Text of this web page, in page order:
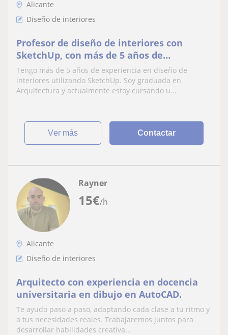
Alicante
Diseño de interiores
Profesor de diseño de interiores con
SketchUp, con más de 5 años de
experiencia. Doy clases a estudiantes y
profesionales
Tengo más de 5 años de experiencia en diseño de
interiores utilizando SketchUp. Soy graduada en
Arquitectura y actualmente estoy cursando u...
ver más Contactar
15€/h
Rayner
Alicante
Diseño de interiores
Arquitecto con experiencia en docencia
universitaria en dibujo en AutoCAD.
Te ayudo paso a paso, adaptando cada clase a tu ritmo y
a tus necesidades reales. Trabajaremos juntos para
desarrollar habilidades creativa...